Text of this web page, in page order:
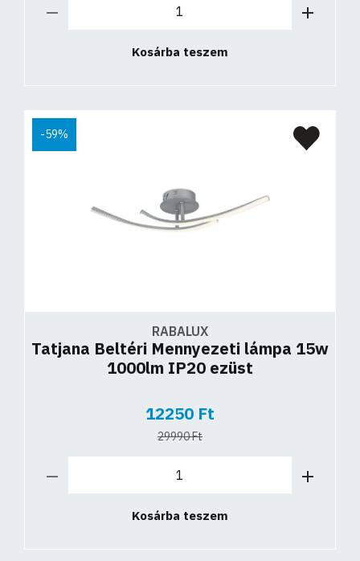
Kosárba teszem
-59%
RABALUX
Tatjana Beltéri Mennyezeti lámpa 15w
1000lm IP20 ezüst
12250 Ft
29990 Ft
Kosárba teszem